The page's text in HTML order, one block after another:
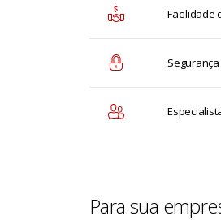
Facilidade
Para sua